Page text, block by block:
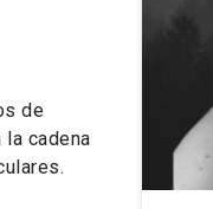
de
la cadena